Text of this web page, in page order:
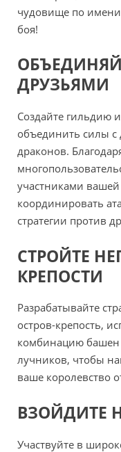
чудовище по
боя!
ДРУЗЬЯМИ
Создайте гильдию
объединить силы с
драконов.
участниками
координировать
стратегии против
СТРОЙТЕ
КРЕПОСТИ
Разрабатывайте
остров-крепость,
комбинацию
лучников, чтобы
ваше королевство
ВЗОЙДИТЕ
Участвуйте в